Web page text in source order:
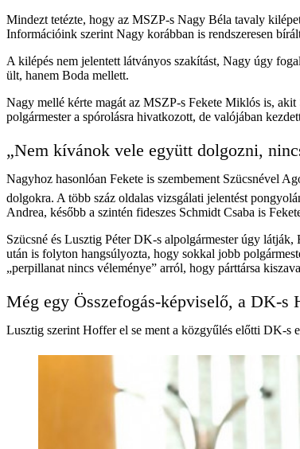
Mindezt tetézte, hogy az MSZP-s Nagy Béla tavaly
Információink szerint Nagy korábban is rendszeresen
A kilépés nem jelentett látványos szakítást, Nagy úgy
ült, hanem Boda mellett.
Nagy mellé kérte magát az MSZP-s Fekete Miklós is, akit
polgármester a spórolásra hivatkozott, de valójában
„Nem kívánok vele együtt dolgozni,
Nagyhoz hasonlóan Fekete is szembement Szücsnével
dolgokra. A több száz oldalas vizsgálati jelentést
Andrea, később a szintén fideszes Schmidt Csaba is
Szücsné és Lusztig Péter DK-s alpolgármester úgy látják,
után is folyton hangsúlyozta, hogy sokkal jobb
„perpillanat nincs véleménye” arról, hogy párttársa
Még egy Összefogás-képviselő, a DK-s
Lusztig szerint Hoffer el se ment a közgyűlés előtti DK-s